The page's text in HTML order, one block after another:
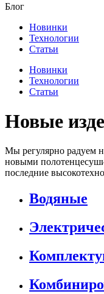
Блог
Новинки
Технологии
Статьи
Новинки
Технологии
Статьи
Новые
Мы регулярно радуем
новыми
последние
Водяные